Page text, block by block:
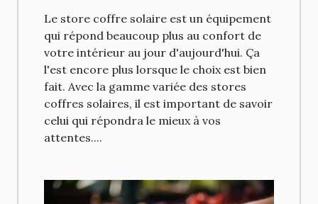
Le store coffre solaire est un équipement
qui répond beaucoup plus au confort de
votre intérieur au jour d'aujourd'hui. Ça
l'est encore plus lorsque le choix est bien
fait. Avec la gamme variée des stores
coffres solaires, il est important de savoir
celui qui répondra le mieux à vos
attentes....